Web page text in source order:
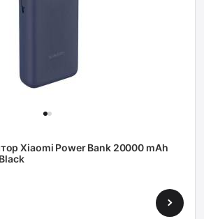
Xiaomi Power Bank 20000 mAh